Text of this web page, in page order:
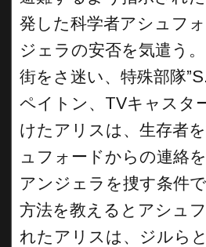
発した科学者アシュフ
ジェラの安否を気遣う。
街をさ迷い、特殊部隊
ペイトン、TVキャスタ
けたアリスは、生存者
ュフォードからの連絡を
アンジェラを捜す条件
方法を教えるとアシュ
れたアリスは、ジルら